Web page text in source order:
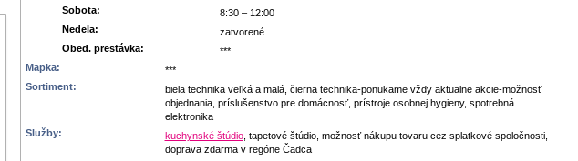
Sobota:
8:30 – 12:00
Nedela:
zatvorené
Obed. prestávka:
***
Mapka:
***
Sortiment:
biela technika veľká a malá, čierna technika-ponukame vždy aktualne akcie-možnosť
objednania, príslušenstvo pre domácnosť, prístroje osobnej hygieny, spotrebná
elektronika
Služby:
kuchynské štúdio, tapetové štúdio, možnosť nákupu tovaru cez splatkové spoločnosti,
doprava zdarma v regóne Čadca